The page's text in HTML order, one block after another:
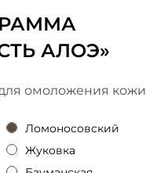
АЛОЭ»
омоложения кожи
Ломоносовский
Жуковка